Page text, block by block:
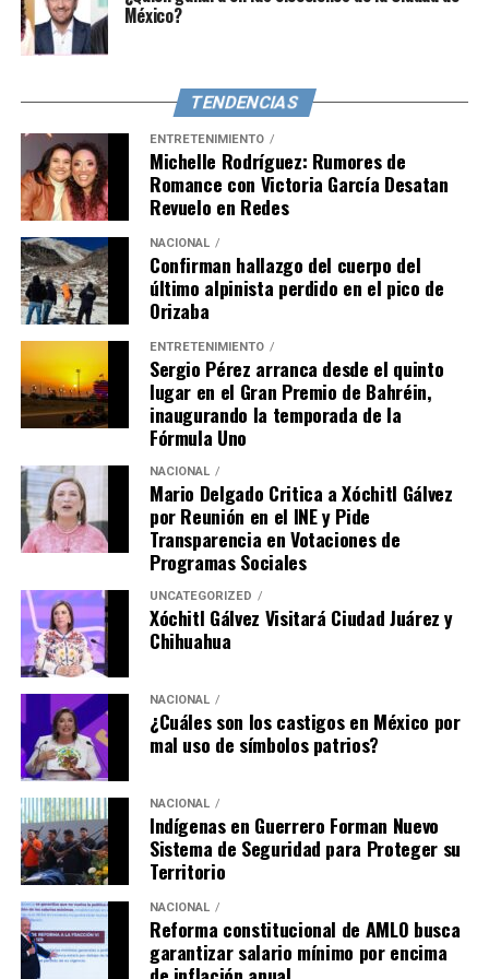
México?
TENDENCIAS
ENTRETENIMIENTO
Michelle Rodríguez: Rumores de
Romance con Victoria García Desatan
Revuelo en Redes
NACIONAL
Confirman hallazgo del cuerpo del
último alpinista perdido en el pico de
Orizaba
ENTRETENIMIENTO
Sergio Pérez arranca desde el quinto
lugar en el Gran Premio de Bahréin,
inaugurando la temporada de la
Fórmula Uno
NACIONAL
Mario Delgado Critica a Xóchitl Gálvez
por Reunión en el INE y Pide
Transparencia en Votaciones de
Programas Sociales
UNCATEGORIZED
Xóchitl Gálvez Visitará Ciudad Juárez y
Chihuahua
NACIONAL
¿Cuáles son los castigos en México por
mal uso de símbolos patrios?
NACIONAL
Indígenas en Guerrero Forman Nuevo
Sistema de Seguridad para Proteger su
Territorio
NACIONAL
Reforma constitucional de AMLO busca
garantizar salario mínimo por encima